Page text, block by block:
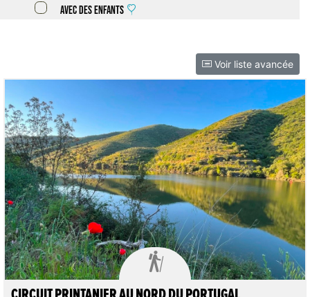
Avec des enfants
Voir liste avancée
